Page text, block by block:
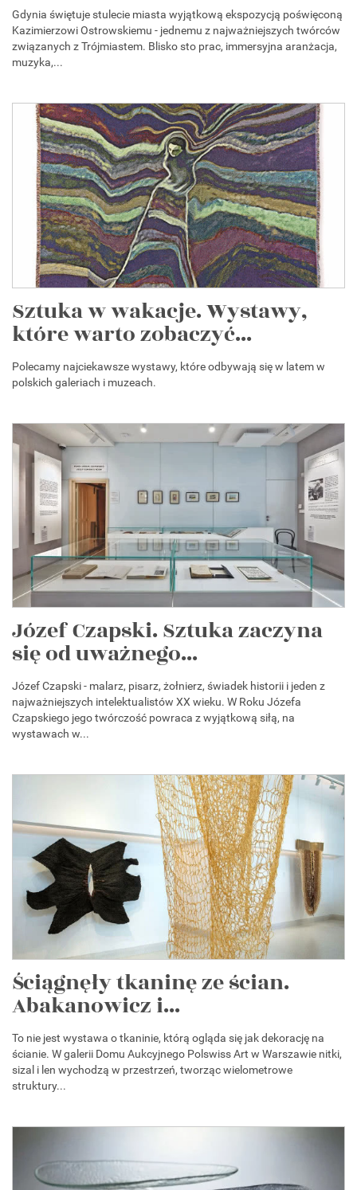
Gdynia świętuje stulecie miasta wyjątkową ekspozycją poświęconą
Kazimierzowi Ostrowskiemu - jednemu z najważniejszych twórców
związanych z Trójmiastem. Blisko sto prac, immersyjna aranżacja,
muzyka,...
Sztuka w wakacje. Wystawy,
które warto zobaczyć...
Polecamy najciekawsze wystawy, które odbywają się w latem w
polskich galeriach i muzeach.
Józef Czapski. Sztuka zaczyna
się od uważnego...
Józef Czapski - malarz, pisarz, żołnierz, świadek historii i jeden z
najważniejszych intelektualistów XX wieku. W Roku Józefa
Czapskiego jego twórczość powraca z wyjątkową siłą, na
wystawach w...
Ściągnęły tkaninę ze ścian.
Abakanowicz i...
To nie jest wystawa o tkaninie, którą ogląda się jak dekorację na
ścianie. W galerii Domu Aukcyjnego Polswiss Art w Warszawie nitki,
sizal i len wychodzą w przestrzeń, tworząc wielometrowe
struktury...